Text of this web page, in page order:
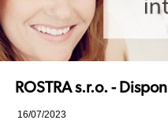
ROSTRA s.r.o. -
16/07/2023